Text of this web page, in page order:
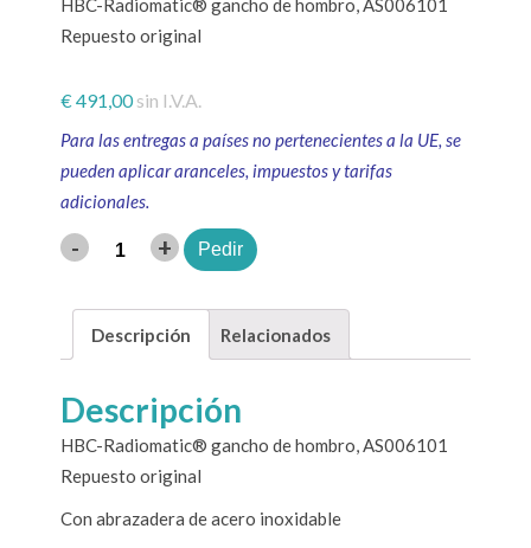
HBC-Radiomatic® gancho de hombro, AS006101
Repuesto original
€491,00sin I.V.A.
Para las entregas a países no pertenecientes a la UE, se
pueden aplicar aranceles, impuestos y tarifas
adicionales.
- + Pedir
Descripción Relacionados
Descripción
HBC-Radiomatic® gancho de hombro, AS006101
Repuesto original
Con abrazadera de acero inoxidable